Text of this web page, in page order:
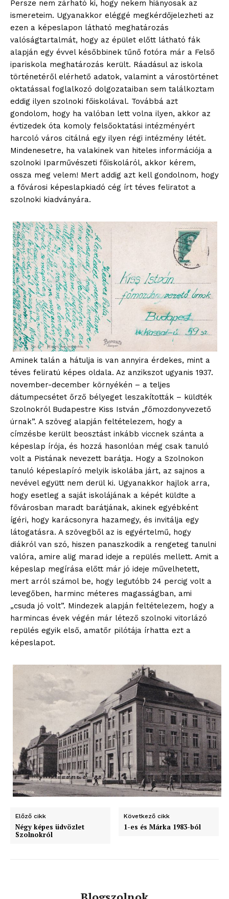
blogSZOLNOK
szubjektív élményportál
Persze nem zárható ki, hogy nekem hiányosak az
ismereteim. Ugyanakkor eléggé megkérdőjelezheti az
ezen a képeslapon látható meghatározás
valóságtartalmát, hogy az épület előtt látható fák
alapján egy évvel későbbinek tűnő fotóra már a Felső
ipariskola meghatározás került. Ráadásul az iskola
történetéről elérhető adatok, valamint a várostörténet
oktatással foglalkozó dolgozataiban sem találkoztam
eddig ilyen szolnoki főiskolával. Továbbá azt
gondolom, hogy ha valóban lett volna ilyen, akkor az
évtizedek óta komoly felsőoktatási intézményért
harcoló város citálná egy ilyen régi intézmény létét.
Mindenesetre, ha valakinek van hiteles információja a
szolnoki Iparművészeti főiskoláról, akkor kérem,
ossza meg velem! Mert addig azt kell gondolnom, hogy
a fővárosi képeslapkiadó cég írt téves feliratot a
szolnoki kiadványára.
Aminek talán a hátulja is van annyira érdekes, mint a
téves feliratú képes oldala. Az anzikszot ugyanis 1937.
november-december környékén – a teljes
dátumpecsétet őrző bélyeget leszakították – küldték
Szolnokról Budapestre Kiss István „főmozdonyvezető
úrnak”. A szöveg alapján feltételezem, hogy a
címzésbe került beosztást inkább viccnek szánta a
képeslap írója, és hozzá hasonlóan még csak tanuló
volt a Pistának nevezett barátja. Hogy a Szolnokon
tanuló képeslapíró melyik iskolába járt, az sajnos a
nevével együtt nem derül ki. Ugyanakkor hajlok arra,
hogy esetleg a saját iskolájának a képét küldte a
fővárosban maradt barátjának, akinek egyébként
ígéri, hogy karácsonyra hazamegy, és invitálja egy
látogatásra. A szövegből az is egyértelmű, hogy
diákról van szó, hiszen panaszkodik a rengeteg tanulni
valóra, amire alig marad ideje a repülés mellett. Amit a
képeslap megírása előtt már jó ideje művelhetett,
mert arról számol be, hogy legutóbb 24 percig volt a
levegőben, harminc méteres magasságban, ami
„csuda jó volt”. Mindezek alapján feltételezem, hogy a
harmincas évek végén már létező szolnoki vitorlázó
repülés egyik első, amatőr pilótája írhatta ezt a
képeslapot.
Előző cikk
Négy képes üdvözlet
Szolnokról
Következő cikk
1-es és Márka 1983-ból